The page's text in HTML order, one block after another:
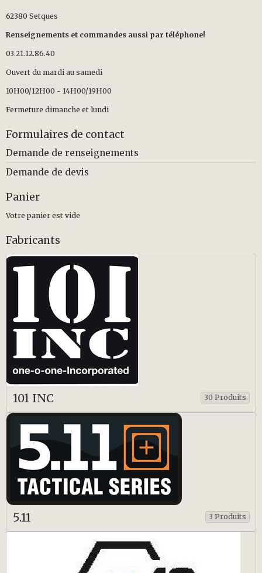
62380 Setques
Renseignements et commandes aussi par téléphone!
03.21.12.86.40
Ouvert du mardi au samedi
10H00/12H00 - 14H00/19H00
Fermeture dimanche et lundi
Formulaires de contact
Demande de renseignements
Demande de devis
Panier
Votre panier est vide
Fabricants
101 INC 30 Produits
5.11 3 Produits